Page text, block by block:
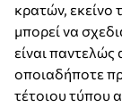
κρατών, εκείνο
μπορεί να
είναι
οποιαδήποτε
τέτοιου τύπου